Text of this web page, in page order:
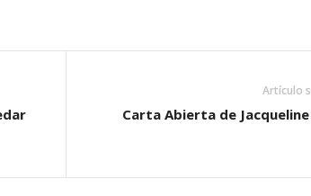
Artículo
Carta Abierta de